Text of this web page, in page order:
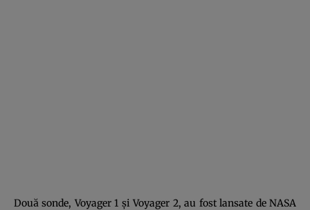
Două sonde, Voyager 1 şi Voyager 2, au fost lansate de NASA